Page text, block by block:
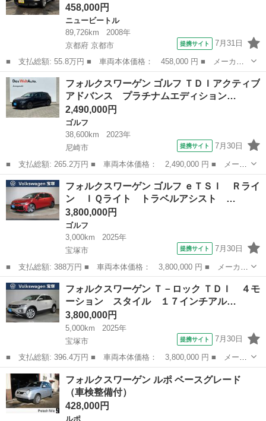
458,000円
ニュービートル
89,726km
2008年
京都府 京都市
提携サイト 7月31日
■ 支払総額: 55.8万円 ■ 車両本体価格： 458,000 円 ■ メーカー
名： フォルクスワーゲン ■ 車種名： ニュービートル ■ グレー
ド名： ヴィンテージ 赤レザーシート ナビゲーション ＴＶ ド
ライブレコー...
京都 京都市 ニュービートル
フォルクスワーゲン ゴルフ ＴＤＩアクティブ
アドバンス プラチナムエディション…
2,490,000円
ゴルフ
38,600km
2023年
尼崎市
提携サイト 7月30日
■ 支払総額: 265.2万円 ■ 車両本体価格： 2,490,000 円 ■ メーカ
ー名： フォルクスワーゲン ■ 車種名： ゴルフ ■ グレード
名： ＴＤＩアクティブアドバンス プラチナムエディション 前後
ドラレコ 液...
兵庫 尼崎市 ゴルフ
フォルクスワーゲン ゴルフ ｅＴＳＩ Ｒライ
ン ＩＱライト トラベルアシスト …
3,800,000円
ゴルフ
3,000km
2025年
宝塚市
提携サイト 7月30日
■ 支払総額: 388万円 ■ 車両本体価格： 3,800,000 円 ■ メーカー
名： フォルクスワーゲン ■ 車種名： ゴルフ ■ グレード名：
ｅＴＳＩ Ｒライン ＩＱライト トラベルアシスト ヘッドアップ
ディスプレ...
兵庫 宝塚市 ゴルフ
フォルクスワーゲン Ｔ－ロック ＴＤＩ ４モ
ーション スタイル １７インチアル…
3,800,000円
5,000km
2025年
宝塚市
提携サイト 7月30日
■ 支払総額: 396.4万円 ■ 車両本体価格： 3,800,000 円 ■ メーカ
ー名： フォルクスワーゲン ■ 車種名： Ｔ－ロック ■ グレード
名： ＴＤＩ ４モーション スタイル １７インチアルミホイー
ル ＡＢＳ...
兵庫 宝塚市 フォルクスワーゲン
フォルクスワーゲン ルポ ベースグレード
（車検整備付）
428,000円
ルポ